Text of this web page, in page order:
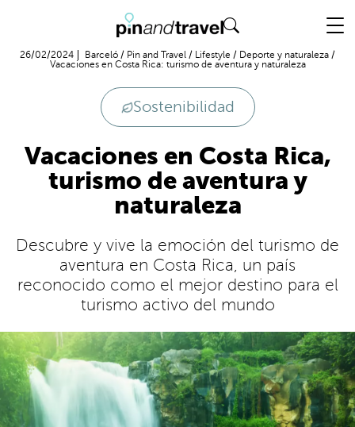
26/02/2024 Barceló / Pin and Travel / Lifestyle / Deporte y naturaleza /
Vacaciones en Costa Rica: turismo de aventura y naturaleza
Sostenibilidad
Vacaciones en Costa Rica,
turismo de aventura y
naturaleza
Descubre y vive la emoción del turismo de
aventura en Costa Rica, un país
reconocido como el mejor destino para el
turismo activo del mundo